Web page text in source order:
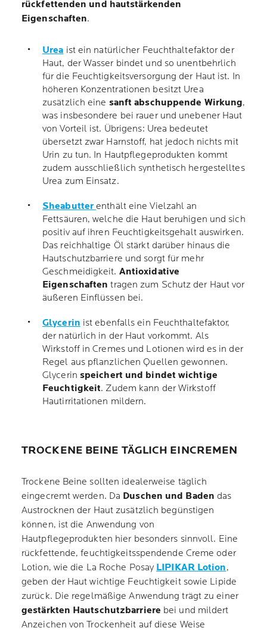
rückfettenden und hautstärkenden
Eigenschaften.
Urea ist ein natürlicher Feuchthaltefaktor der
Haut, der Wasser bindet und so unentbehrlich
für die Feuchtigkeitsversorgung der Haut ist. In
höheren Konzentrationen besitzt Urea
zusätzlich eine sanft abschuppende Wirkung,
was insbesondere bei rauer und unebener Haut
von Vorteil ist. Übrigens: Urea bedeutet
übersetzt zwar Harnstoff, hat jedoch nichts mit
Urin zu tun. In Hautpflegeprodukten kommt
zudem ausschließlich synthetisch hergestelltes
Urea zum Einsatz.
Sheabutterenthält eine Vielzahl an
Fettsäuren, welche die Haut beruhigen und sich
positiv auf ihren Feuchtigkeitsgehalt auswirken.
Das reichhaltige Öl stärkt darüber hinaus die
Hautschutzbarriere und sorgt für mehr
Geschmeidigkeit. Antioxidative
Eigenschaften tragen zum Schutz der Haut vor
äußeren Einflüssen bei.
Glycerin ist ebenfalls ein Feuchthaltefaktor,
der natürlich in der Haut vorkommt. Als
Wirkstoff in Cremes und Lotionen wird es in der
Regel aus pflanzlichen Quellen gewonnen.
Glycerin speichert und bindet wichtige
Feuchtigkeit. Zudem kann der Wirkstoff
Hautirritationen mildern.
TROCKENE BEINE TÄGLICH EINCREMEN
Trockene Beine sollten idealerweise täglich
eingecremt werden. Da Duschen und Baden das
Austrocknen der Haut zusätzlich begünstigen
können, ist die Anwendung von
Hautpflegeprodukten hier besonders sinnvoll. Eine
rückfettende, feuchtigkeitsspendende Creme oder
Lotion, wie die La Roche Posay LIPIKAR Lotion,
geben der Haut wichtige Feuchtigkeit sowie Lipide
zurück. Die regelmäßige Anwendung trägt zu einer
gestärkten Hautschutzbarriere bei und mildert
Anzeichen von Trockenheit auf diese Weise